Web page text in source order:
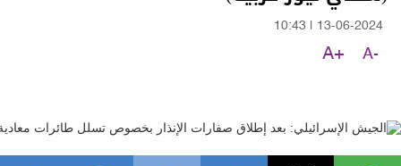
13-06-2024
10:43
A-
A+